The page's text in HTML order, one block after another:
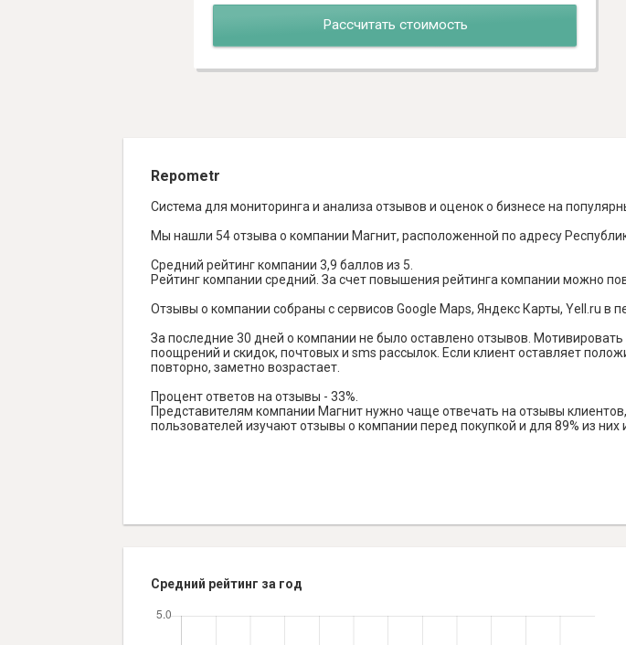
Рассчитать стоимость
Repometr
Система для мониторинга и анализа отзывов и оценок о бизнесе на
Мы нашли 54 отзыва о компании Магнит, расположенной по адресу
Средний рейтинг компании 3,9 баллов из 5.
Рейтинг компании средний. За счет повышения рейтинга компании можно
Отзывы о компании собраны с сервисов Google Maps, Яндекс Карты, Yell.ru в
За последние 30 дней о компании не было оставлено отзывов.
поощрений и скидок, почтовых и sms рассылок. Если клиент оставляет
повторно, заметно возрастает.
Процент ответов на отзывы - 33%.
Представителям компании Магнит нужно чаще отвечать на отзывы
пользователей изучают отзывы о компании перед покупкой и для 89% из
Средний рейтинг за год